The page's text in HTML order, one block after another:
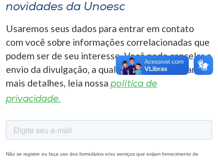
A-
novidades da Unoesc
Usaremos seus dados para entrar em contato
com você sobre informações correlacionadas que
podem ser de seu interesse. Você pode cancelar o
envio da divulgação, a qualquer momento. Para
mais detalhes, leia nossa política de
privacidade.